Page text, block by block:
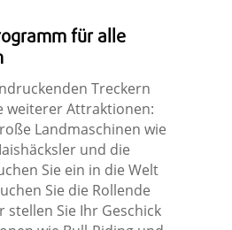
für alle
Treckern
weiterer Attraktionen:
Landmaschinen wie
und die
Sie ein in die Welt
Sie die Rollende
stellen Sie Ihr Geschick